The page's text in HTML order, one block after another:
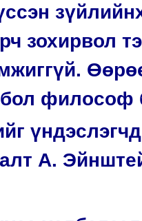
зохирвол
бол философ
А.